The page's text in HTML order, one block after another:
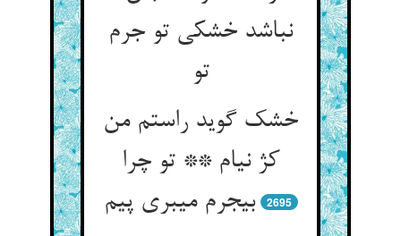
نباشد خشکی تو جرم
تو
خشک گوید راستم من
کژ نی‏ام ** تو چرا
بی‏جرم می‏بری پیم‏
2695